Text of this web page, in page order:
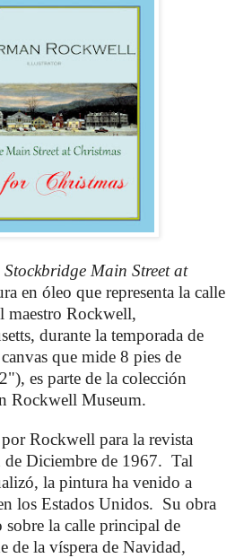
Stockbridge Main Street at
en óleo que representa la calle
maestro Rockwell,
durante la temporada de
que mide 8 pies de
es parte de la colección
Rockwell Museum.
Rockwell para la revista
Diciembre de 1967. Tal
la pintura ha venido a
los Estados Unidos. Su obra
sobre la calle principal de
de la víspera de Navidad,